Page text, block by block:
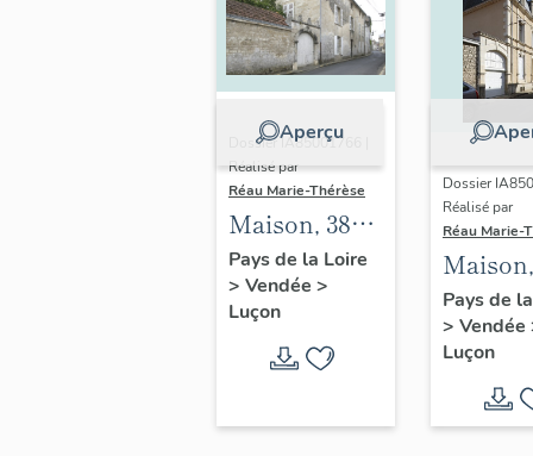
Aperçu
Dossier IA85001766 |
Réalisé par
Réau Marie-Thérèse
Maison, 38
rue de l'
Hôtel-de-
Ville
Pays de la Loire
> Vendée >
Luçon
Dossier
Réalisé par
Réau Marie-
Neuve-
Pays de
> Vendée
Luçon